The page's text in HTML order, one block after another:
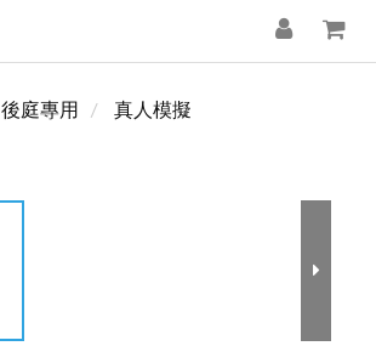
後庭專用 真人模擬